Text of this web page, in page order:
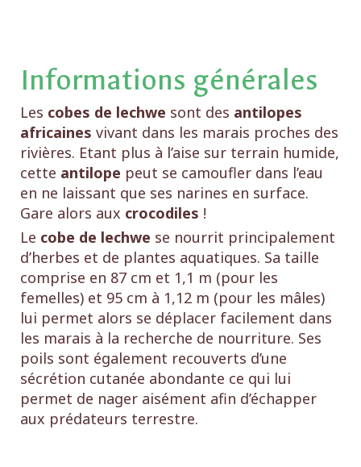
Informations générales
Les cobes de lechwe sont des antilopes
africaines vivant dans les marais proches des
rivières. Etant plus à l’aise sur terrain humide,
cette antilope peut se camoufler dans l’eau
en ne laissant que ses narines en surface.
Gare alors aux crocodiles !
Le cobe de lechwe se nourrit principalement
d’herbes et de plantes aquatiques. Sa taille
comprise en 87 cm et 1,1 m (pour les
femelles) et 95 cm à 1,12 m (pour les mâles)
lui permet alors se déplacer facilement dans
les marais à la recherche de nourriture. Ses
poils sont également recouverts d’une
sécrétion cutanée abondante ce qui lui
permet de nager aisément afin d’échapper
aux prédateurs terrestre.